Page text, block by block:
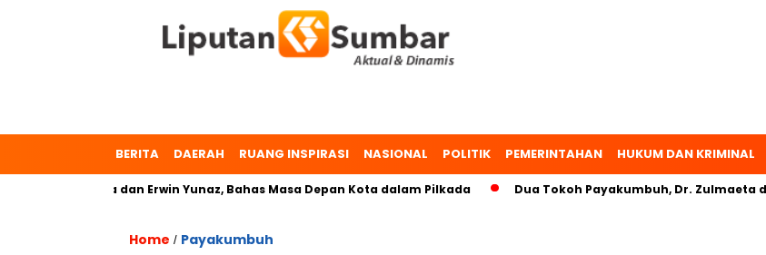
BERITA DAERAH RUANG INSPIRASI NASIONAL POLITIK PEMERINTAHAN HUKUM DAN KRIMINAL
Dr. Zulmaeta dan Erwin Yunaz, Bahas Masa Depan Kota dalam Pilkada Dua Tokoh Payakumbuh, Dr. Zulmaeta dan
Home / Payakumbuh